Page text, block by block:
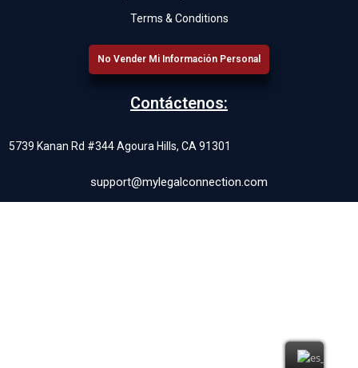
Terms & Conditions
No Vender Mi Información Personal
Contáctenos:
5739 Kanan Rd #344 Agoura Hills, CA 91301
support@mylegalconnection.com